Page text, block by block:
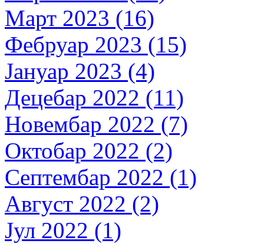
Март 2023 (16)
Фебруар 2023 (15)
Јануар 2023 (4)
Децебар 2022 (11)
Новембар 2022 (7)
Октобар 2022 (2)
Септембар 2022 (1)
Август 2022 (2)
Јул 2022 (1)